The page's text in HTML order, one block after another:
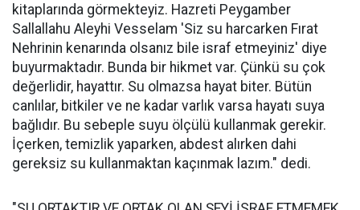
kitaplarında görmekteyiz. Hazreti Peygamber
Sallallahu Aleyhi Vesselam 'Siz su harcarken Fırat
Nehrinin kenarında olsanız bile israf etmeyiniz' diye
buyurmaktadır. Bunda bir hikmet var. Çünkü su çok
değerlidir, hayattır. Su olmazsa hayat biter. Bütün
canlılar, bitkiler ve ne kadar varlık varsa hayatı suya
bağlıdır. Bu sebeple suyu ölçülü kullanmak gerekir.
İçerken, temizlik yaparken, abdest alırken dahi
gereksiz su kullanmaktan kaçınmak lazım." dedi.